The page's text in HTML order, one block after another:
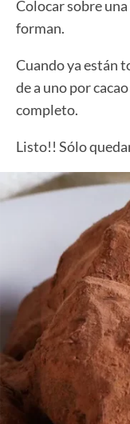
Colocar sobre
forman.
Cuando ya están
de a uno por
completo.
Listo!! Sólo